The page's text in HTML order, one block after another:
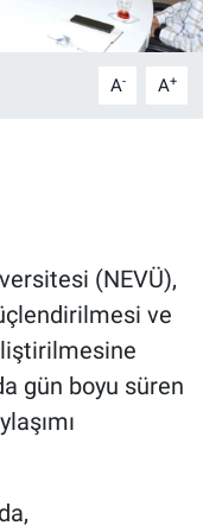
A- A+
(NEVÜ),
ve
gün boyu süren